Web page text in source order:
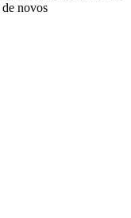
novos